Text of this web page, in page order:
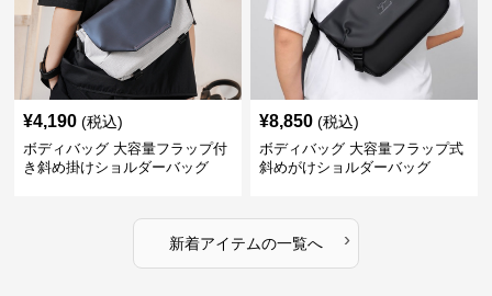
¥4,190 (税込)
ボディバッグ 大容量フラップ付
き斜め掛けショルダーバッグ
¥8,850 (税込)
ボディバッグ 大容量フラップ式
斜めがけショルダーバッグ
新着アイテムの一覧へ ›